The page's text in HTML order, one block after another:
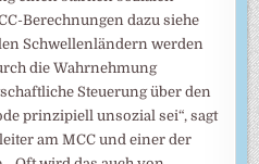
Berechnungen dazu siehe
Schwellenländern werden
die Wahrnehmung
Steuerung über den
prinzipiell unsozial sei“, sagt
am MCC und einer der